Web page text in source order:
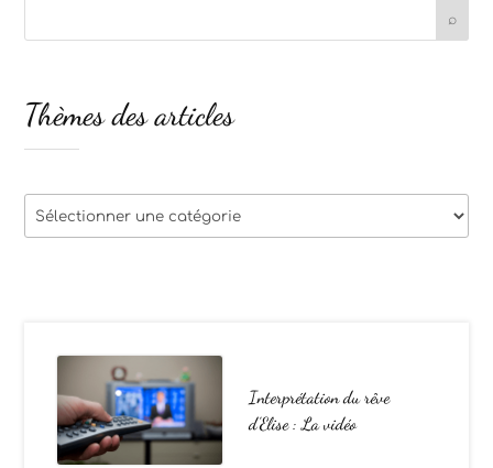
Interprétation du rêve
d’Elise : La vidéo
Thèmes des articles
Thèmes
des